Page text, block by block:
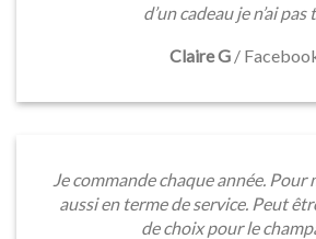
d’un cadeau je n’ai pas
Claire G /
Je commande chaque année. Pour
aussi en terme de service. Peut
de choix pour le